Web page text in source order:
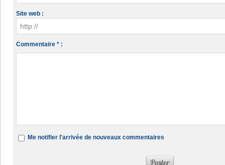
Site web :
Commentaire * :
Me notifier l'arrivée de nouveaux commentaires